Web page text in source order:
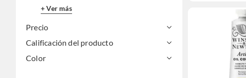
+ Ver más
Precio
Calificación del producto
Color